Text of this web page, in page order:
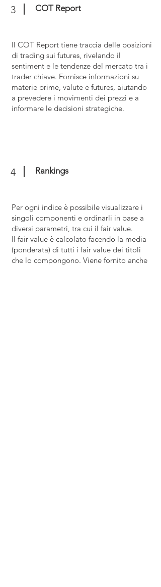
3 COT Report
Il COT Report tiene traccia delle posizioni
di trading sui futures, rivelando il
sentiment e le tendenze del mercato tra i
trader chiave. Fornisce informazioni su
materie prime, valute e futures, aiutando
a prevedere i movimenti dei prezzi e a
informare le decisioni strategiche.
4 Rankings
Per ogni indice è possibile visualizzare i
singoli componenti e ordinarli in base a
diversi parametri, tra cui il fair value.
Il fair value è calcolato facendo la media
(ponderata) di tutti i fair value dei titoli
che lo compongono. Viene fornito anche